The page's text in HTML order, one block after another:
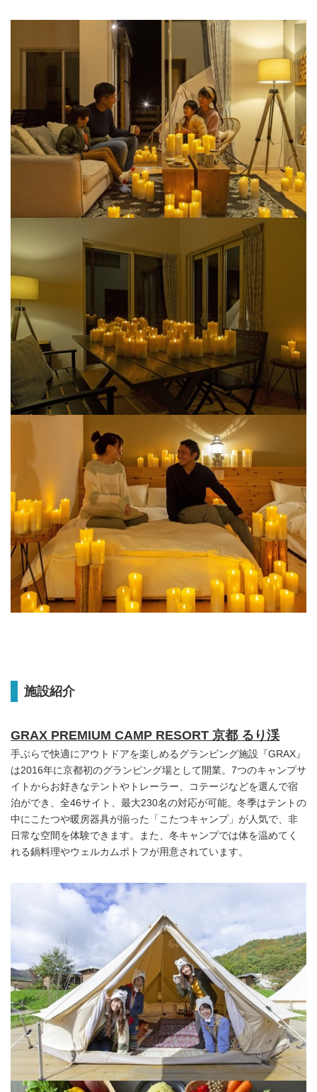
施設紹介
GRAX PREMIUM CAMP RESORT 京都 るり渓
手ぶらで快適にアウトドアを楽しめるグランピング施設『GRAX』
は2016年に京都初のグランピング場として開業。7つのキャンプサ
イトからお好きなテントやトレーラー、コテージなどを選んで宿
泊ができ、全46サイト、最大230名の対応が可能。冬季はテントの
中にこたつや暖房器具が揃った「こたつキャンプ」が人気で、非
日常な空間を体験できます。また、冬キャンプでは体を温めてく
れる鍋料理やウェルカムポトフが用意されています。